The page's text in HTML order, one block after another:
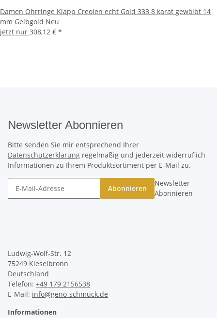
Damen Ohrringe Klapp Creolen echt Gold 333 8 karat gewölbt 14
mm Gelbgold Neu
jetzt nur 308,12 € *
Newsletter Abonnieren
Bitte senden Sie mir entsprechend Ihrer
Datenschutzerklärung regelmäßig und jederzeit widerruflich
Informationen zu Ihrem Produktsortiment per E-Mail zu.
Abonnieren
Newsletter
Abonnieren
Ludwig-Wolf-Str. 12
75249 Kieselbronn
Deutschland
Telefon: +49 179 2156538
E-Mail: info@geno-schmuck.de
Informationen